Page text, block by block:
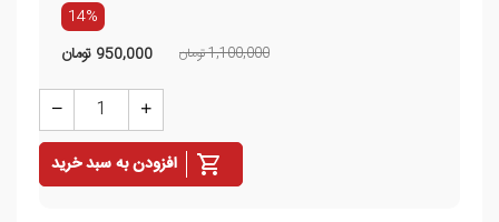
14%
1,100,000 تومان 950,000 تومان
افزودن به سبد خرید